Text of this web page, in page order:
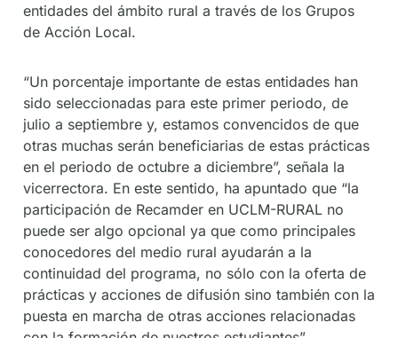
entidades del ámbito rural a través de los Grupos
de Acción Local.
“Un porcentaje importante de estas entidades han
sido seleccionadas para este primer periodo, de
julio a septiembre y, estamos convencidos de que
otras muchas serán beneficiarias de estas prácticas
en el periodo de octubre a diciembre”, señala la
vicerrectora. En este sentido, ha apuntado que “la
participación de Recamder en UCLM-RURAL no
puede ser algo opcional ya que como principales
conocedores del medio rural ayudarán a la
continuidad del programa, no sólo con la oferta de
prácticas y acciones de difusión sino también con la
puesta en marcha de otras acciones relacionadas